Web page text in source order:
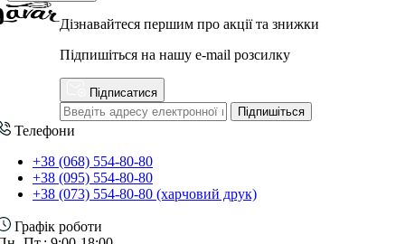
Дізнавайтеся першим про акції та знижки
Підпишіться на нашу e-mail розсилку
Підписатися
Підпишіться
Телефони
+38 (068) 554-80-80
+38 (095) 554-80-80
+38 (073) 554-80-80 (харчовий друк)
Графік роботи